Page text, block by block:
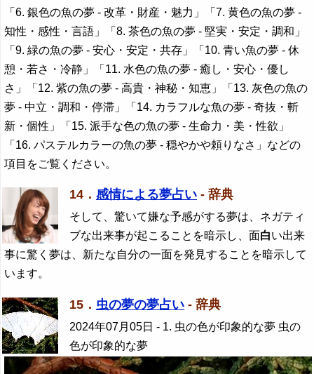
「6. 銀色の魚の夢 - 改革・財産・魅力」「7. 黄色の魚の夢 -
知性・感性・言語」「8. 茶色の魚の夢 - 堅実・安定・調和」
「9. 緑の魚の夢 - 安心・安定・共存」「10. 青い魚の夢 - 休
憩・若さ・冷静」「11. 水色の魚の夢 - 癒し・安心・優し
さ」「12. 紫の魚の夢 - 高貴・神秘・知恵」「13. 灰色の魚の
夢 - 中立・調和・停滞」「14. カラフルな魚の夢 - 奇抜・斬
新・個性」「15. 派手な色の魚の夢 - 生命力・美・性欲」
「16. パステルカラーの魚の夢 - 穏やかや頼りなさ」などの
項目をご覧ください。
14． 感情による夢占い - 辞典
そして、驚いて嫌な予感がする夢は、ネガティ
ブな出来事が起こることを暗示し、面白い出来
事に驚く夢は、新たな自分の一面を発見することを暗示して
います。
15． 虫の夢の夢占い - 辞典
2024年07月05日 - 1. 虫の色が印象的な夢 虫の
色が印象的な夢